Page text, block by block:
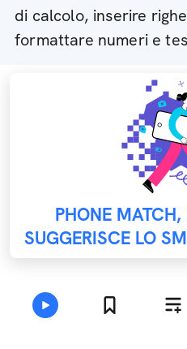
di calcolo, inserire
formattare numeri e
PHONE
SUGGERISCE LO